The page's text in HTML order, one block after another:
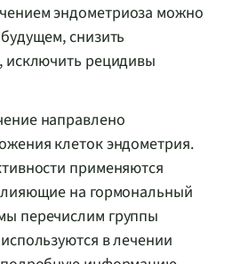
эндометриоза можно
снизить
исключить рецидивы
направлено
клеток эндометрия.
применяются
на гормональный
перечислим группы
в лечении